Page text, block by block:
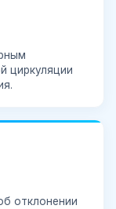
циркуляции
отклонении